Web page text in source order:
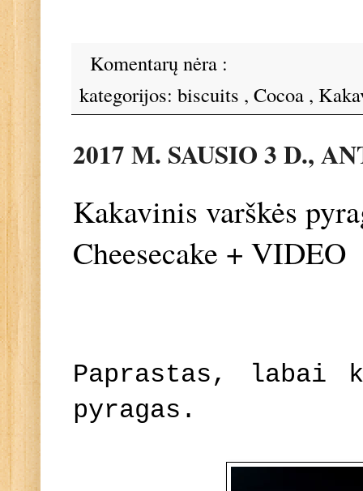
Komentarų nėra :
kategorijos: biscuits , Cocoa ,
2017 M. SAUSIO 3 D.,
Kakavinis varškės
Cheesecake + VIDEO
Paprastas, labai
pyragas.